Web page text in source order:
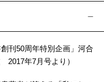
刊50周年特別企画」河合
年7月号より）